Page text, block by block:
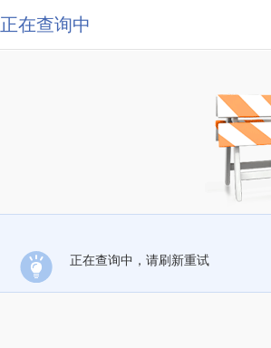
正在查询中
正在查询中，请刷新重试